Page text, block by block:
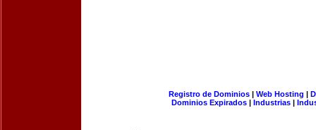
Registro de Dominios| Web Hosting |
Dominios Expirados | Industrias |